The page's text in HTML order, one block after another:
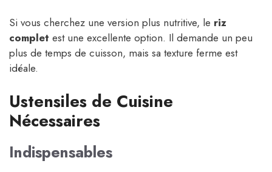
Si vous cherchez une version plus nutritive, le riz
complet est une excellente option. Il demande un peu
plus de temps de cuisson, mais sa texture ferme est
idéale.
Ustensiles de Cuisine
Nécessaires
Indispensables